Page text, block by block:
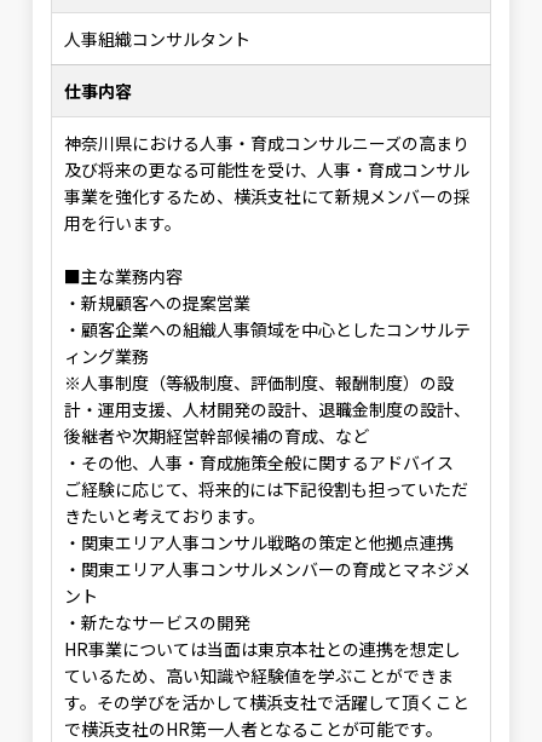
人事組織コンサルタント
仕事内容
神奈川県における人事・育成コンサルニーズの高まり
及び将来の更なる可能性を受け、人事・育成コンサル
事業を強化するため、横浜支社にて新規メンバーの採
用を行います。
■主な業務内容
・新規顧客への提案営業
・顧客企業への組織人事領域を中心としたコンサルテ
ィング業務
※人事制度（等級制度、評価制度、報酬制度）の設
計・運用支援、人材開発の設計、退職金制度の設計、
後継者や次期経営幹部候補の育成、など
・その他、人事・育成施策全般に関するアドバイス
ご経験に応じて、将来的には下記役割も担っていただ
きたいと考えております。
・関東エリア人事コンサル戦略の策定と他拠点連携
・関東エリア人事コンサルメンバーの育成とマネジメ
ント
・新たなサービスの開発
HR事業については当面は東京本社との連携を想定し
ているため、高い知識や経験値を学ぶことができま
す。その学びを活かして横浜支社で活躍して頂くこと
で横浜支社のHR第一人者となることが可能です。